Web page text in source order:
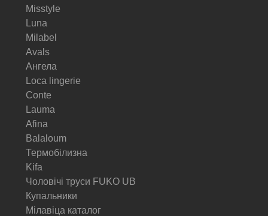
Misstyle
Luna
Milabel
Avals
Ангела
Loca lingerie
Conte
Lauma
Afina
Balaloum
Термобілизна
Kifa
Чоловічі труси FUKO UB
Купальники
Мілавіца каталог